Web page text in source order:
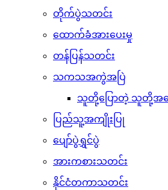
တိုက်ပွဲသတင်း
ထောက်ခံအားပေးမှု
တန်ပြန်သတင်း
သကသအကွဲအပြဲ
သူတို့ပြောတဲ့ သူတို့အက
ပြည်သူ့အကျိုးပြု
ပျော်ပွဲရွှင်ပွဲ
အားကစားသတင်း
နိုင်ငံတကာသတင်း